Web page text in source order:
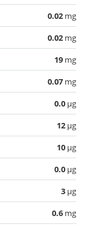
0.02 mg
0.02 mg
19 mg
0.07 mg
0.0 µg
12 µg
10 µg
0.0 µg
3 µg
0.6 mg